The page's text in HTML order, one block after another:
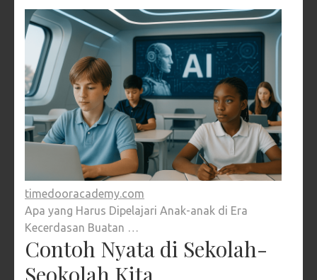
timedooracademy.com
Apa yang Harus Dipelajari Anak-anak di Era
Kecerdasan Buatan …
Contoh Nyata di Sekolah-
Seokolah Kita